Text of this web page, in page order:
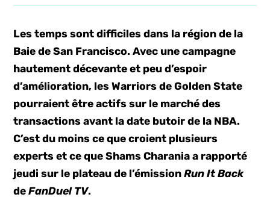
Les temps sont difficiles dans la région de la
Baie de San Francisco. Avec une campagne
hautement décevante et peu d’espoir
d’amélioration, les Warriors de Golden State
pourraient être actifs sur le marché des
transactions avant la date butoir de la NBA.
C’est du moins ce que croient plusieurs
experts et ce que Shams Charania a rapporté
jeudi sur le plateau de l’émissionRun It Back
de FanDuel TV.